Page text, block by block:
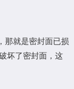
那就是密封面已损
坏了密封面，这